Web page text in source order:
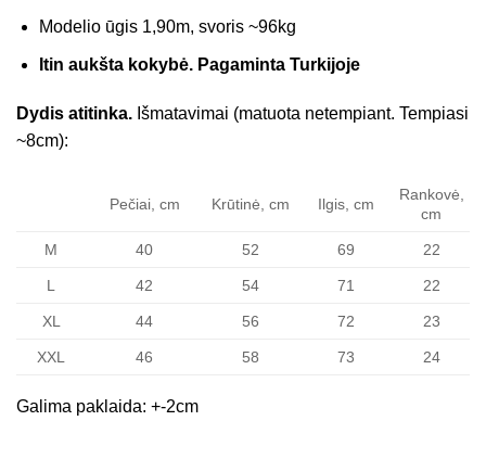
Modelio ūgis 1,90m, svoris ~96kg
Itin aukšta kokybė. Pagaminta Turkijoje
Dydis atitinka. Išmatavimai (matuota netempiant. Tempiasi
~8cm):
Pečiai, cm Krūtinė, cm Ilgis, cm
Rankovė,
cm
M 40 52 69 22
L 42 54 71 22
XL 44 56 72 23
XXL 46 58 73 24
Galima paklaida: +-2cm